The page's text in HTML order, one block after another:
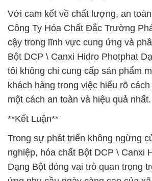
Với cam kết về chất lượng, an
Công Ty Hóa Chất Đắc Trường
cậy trong lĩnh vực cung ứng và
Bột DCP \ Canxi Hidro Photphat
tôi không chỉ cung cấp sản phẩm
khách hàng trong việc hiểu rõ
một cách an toàn và hiệu quả nhất.
**Kết Luận**
Trong sự phát triển không ngừng
nghiệp, hóa chất Bột DCP \ Canxi
Dạng Bột đóng vai trò quan trọng